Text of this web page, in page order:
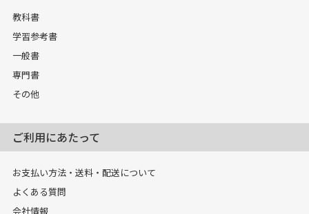
教科書
学習参考書
一般書
専門書
その他
ご利用にあたって
お支払い方法・送料・配送について
よくある質問
会社情報